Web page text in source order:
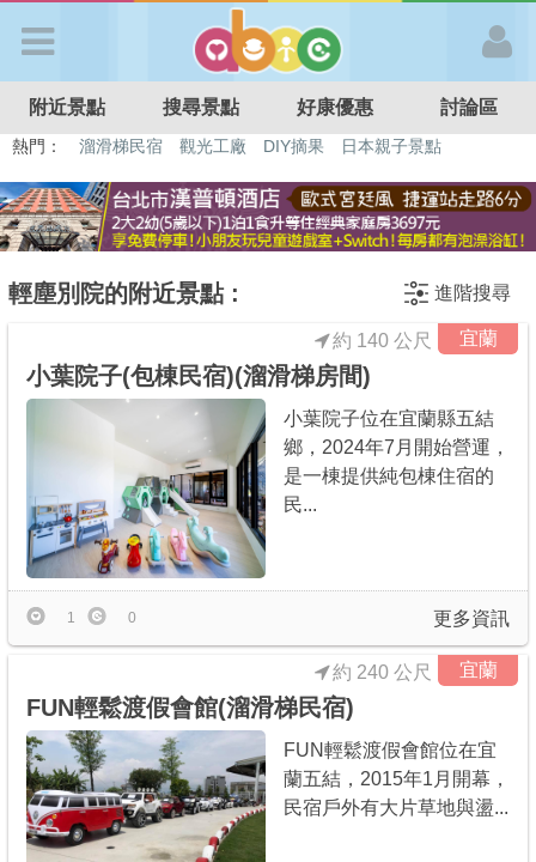
APP登入
首 頁
最新留言
商家合作
推薦景點
討論區
聯絡我們
附近景點 搜尋景點 好康優惠 討論區
熱門： 溜滑梯民宿 觀光工廠 DIY摘果
日本親子景點
輕塵別院的附近景點 : 進階搜尋
宜蘭
約 140 公尺
小葉院子(包棟民宿)(溜滑梯房間)
小葉院子位在宜蘭縣五結
鄉，2024年7月開始營運，
是一棟提供純包棟住宿的
民...
更多資訊
1 0
宜蘭
約 240 公尺
FUN輕鬆渡假會館(溜滑梯民宿)
FUN輕鬆渡假會館位在宜
蘭五結，2015年1月開幕，
民宿戶外有大片草地與盪...